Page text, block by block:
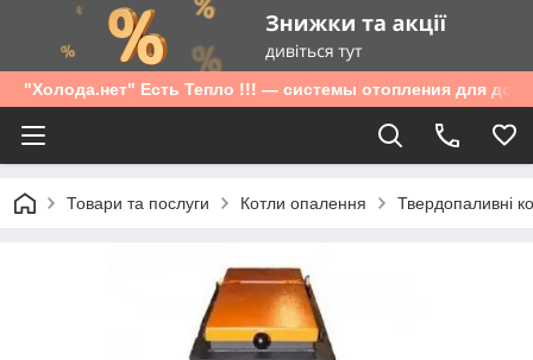
"Холода.нет" Есть Тепло !!! — системы отопления для дома
Товари та послуги Котли опалення Твердопаливні